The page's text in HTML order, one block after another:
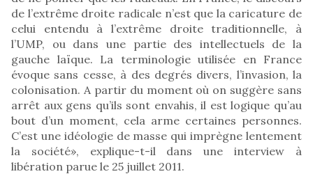
de l’extrême droite radicale n’est que la caricature de
celui entendu à l’extrême droite traditionnelle, à
l’UMP, ou dans une partie des intellectuels de la
gauche laïque. La terminologie utilisée en France
évoque sans cesse, à des degrés divers, l’invasion, la
colonisation. A partir du moment où on suggère sans
arrêt aux gens qu’ils sont envahis, il est logique qu’au
bout d’un moment, cela arme certaines personnes.
C’est une idéologie de masse qui imprègne lentement
la société», explique-t-il dans une interview à
libération parue le 25 juillet 2011.